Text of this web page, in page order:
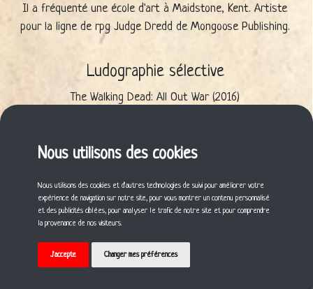
Nous utilisons des cookies
Nous utilisons des cookies et d'autres technologies de suivi pour améliorer votre
expérience de navigation sur notre site, pour vous montrer un contenu personnalisé
et des publicités ciblées, pour analyser le trafic de notre site et pour comprendre
la provenance de nos visiteurs.
J'accepte Changer mes préférences
Il a fréquenté une école d'art à Maidstone, Kent. Artiste
pour la ligne de rpg Judge Dredd de Mongoose Publishing.
Ludographie sélective
The Walking Dead: All Out War (2016)
The Walking Dead: The Board Game (2011)
Cette fiche vous a plu ? Partagez-la !